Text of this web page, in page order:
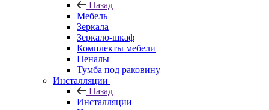
Назад
Мебель
Зеркала
Зеркало-шкаф
Комплекты мебели
Пеналы
Тумба под раковину
Инсталляции
Назад
Инсталляции